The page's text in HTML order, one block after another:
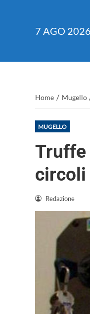
7 AGO 2026
Home / Mugello
MUGELLO
Truffe
circoli
Redazione